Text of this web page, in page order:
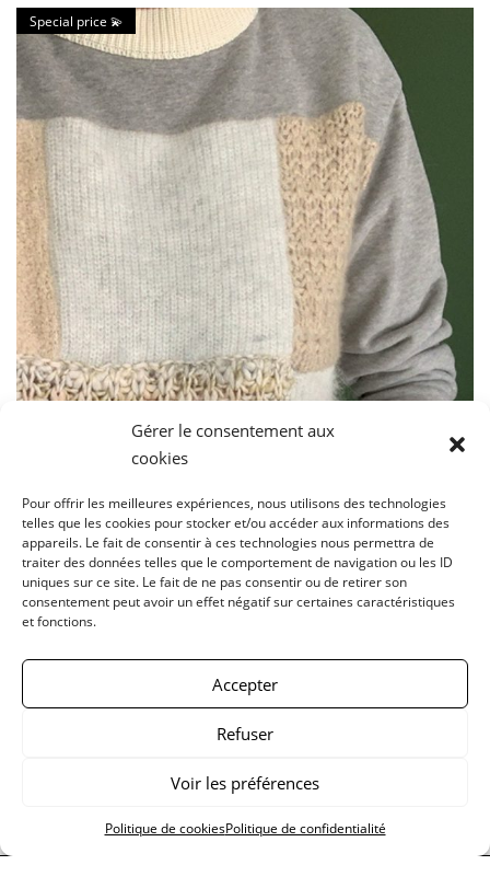
Gérer le consentement aux
cookies
Pour offrir les meilleures expériences, nous utilisons des technologies
telles que les cookies pour stocker et/ou accéder aux informations des
appareils. Le fait de consentir à ces technologies nous permettra de
traiter des données telles que le comportement de navigation ou les ID
uniques sur ce site. Le fait de ne pas consentir ou de retirer son
consentement peut avoir un effet négatif sur certaines caractéristiques
et fonctions.
Accepter
Refuser
Voir les préférences
Politique de cookiesPolitique de confidentialité
Special price 💫